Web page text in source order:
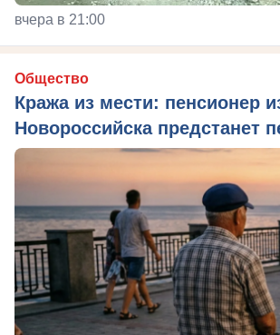
вчера в 21:00
Общество
Кража из мести: пенсионер
Новороссийска предстанет